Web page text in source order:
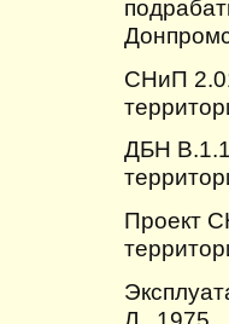
СНиП
ДБН
Проект
Л., 1975.